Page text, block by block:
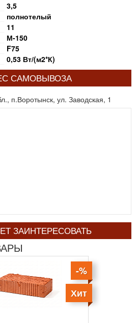
3,5
полнотелый
11
М-150
F75
0,53 Вт/(м2*К)
САМОВЫВОЗА
п.Воротынск, ул. Заводская, 1
ЗАИНТЕРЕСОВАТЬ
-%
Хит